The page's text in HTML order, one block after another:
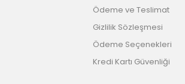
Ödeme ve Teslimat
Gizlilik Sözleşmesi
Ödeme Seçenekleri
Kredi Kartı Güvenliği